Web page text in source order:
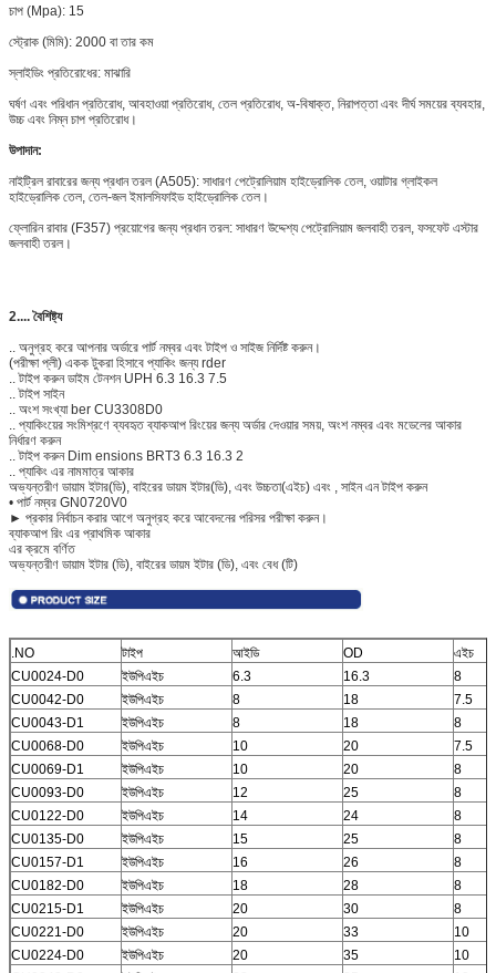
চাপ (Mpa): 15
স্ট্রোক (মিমি): 2000 বা তার কম
স্লাইডিং প্রতিরোধের: মাঝারি
ঘর্ষণ এবং পরিধান প্রতিরোধ, আবহাওয়া প্রতিরোধ, তেল প্রতিরোধ, অ-বিষাক্ত, নিরাপত্তা এবং দীর্ঘ সময়ের ব্যবহার,
উচ্চ এবং নিম্ন চাপ প্রতিরোধ।
উপাদান:
নাইট্রিল রাবারের জন্য প্রধান তরল (A505): সাধারণ পেট্রোলিয়াম হাইড্রোলিক তেল, ওয়াটার গ্লাইকল
হাইড্রোলিক তেল, তেল-জল ইমালসিফাইড হাইড্রোলিক তেল।
ফ্লোরিন রাবার (F357) প্রয়োগের জন্য প্রধান তরল: সাধারণ উদ্দেশ্য পেট্রোলিয়াম জলবাহী তরল, ফসফেট এস্টার
জলবাহী তরল।
2.... বৈশিষ্ট্য
.. অনুগ্রহ করে আপনার অর্ডারে পার্ট নম্বর এবং টাইপ ও সাইজ নির্দিষ্ট করুন।
(পরীক্ষা প্লী) একক টুকরা হিসাবে প্যাকিং জন্য rder
.. টাইপ করুন ডাইম টেনশন UPH 6.3 16.3 7.5
.. টাইপ সাইন
.. অংশ সংখ্যা ber CU3308D0
.. প্যাকিংয়ের সংমিশ্রণে ব্যবহৃত ব্যাকআপ রিংয়ের জন্য অর্ডার দেওয়ার সময়, অংশ নম্বর এবং মডেলের আকার
নির্ধারণ করুন
.. টাইপ করুন Dim ensions BRT3 6.3 16.3 2
.. প্যাকিং এর নামমাত্র আকার
অভ্যন্তরীণ ডায়াম ইটার(ডি), বাইরের ডায়ম ইটার(ডি), এবং উচ্চতা(এইচ) এবং , সাইন এন টাইপ করুন
• পার্ট নম্বর GN0720V0
► প্রকার নির্বাচন করার আগে অনুগ্রহ করে আবেদনের পরিসর পরীক্ষা করুন।
ব্যাকআপ রিং এর প্রাথমিক আকার
এর ক্রমে বর্ণিত
অভ্যন্তরীণ ডায়াম ইটার (ডি), বাইরের ডায়ম ইটার (ডি), এবং বেধ (টি)
.NO টাইপ আইডি OD
এইচ
CU0024-D0
ইউপিএইচ 6.3 16.3
8
CU0042-D0
ইউপিএইচ 8 18
7.5
CU0043-D1
ইউপিএইচ 8 18
8
CU0068-D0
ইউপিএইচ 10 20
7.5
CU0069-D1
ইউপিএইচ 10 20
8
CU0093-D0
ইউপিএইচ 12 25
8
CU0122-D0
ইউপিএইচ 14 24
8
CU0135-D0
ইউপিএইচ 15 25
8
CU0157-D1
ইউপিএইচ 16 26
8
CU0182-D0
ইউপিএইচ 18 28
8
CU0215-D1
ইউপিএইচ 20 30
8
CU0221-D0
ইউপিএইচ 20 33
10
CU0224-D0
ইউপিএইচ 20 35
10